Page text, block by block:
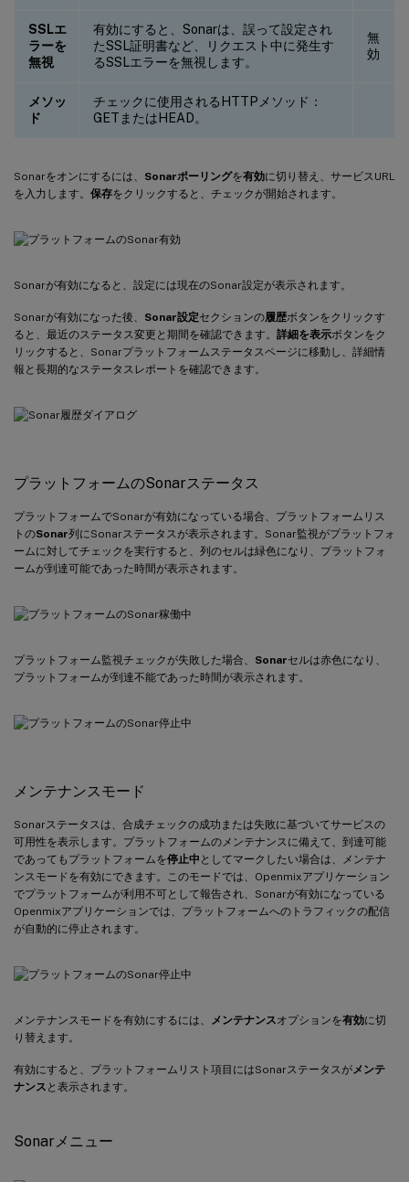
SSLエ
ラーを
無視
有効にすると、Sonarは、誤って設定され
たSSL証明書など、リクエスト中に発生す
るSSLエラーを無視します。
無
効
メソッ
ド
チェックに使用されるHTTPメソッド：
GETまたはHEAD。
Sonarをオンにするには、 Sonarポーリングを有効に切り替え、サービスURL
を入力します。 保存をクリックすると、チェックが開始されます。
Sonarが有効になると、設定には現在のSonar設定が表示されます。
Sonarが有効になった後、 Sonar設定セクションの履歴ボタンをクリックす
ると、最近のステータス変更と期間を確認できます。 詳細を表示ボタンをク
リックすると、Sonarプラットフォームステータスページに移動し、詳細情
報と長期的なステータスレポートを確認できます。
プラットフォームのSonarステータス
プラットフォームでSonarが有効になっている場合、プラットフォームリス
トのSonar列にSonarステータスが表示されます。Sonar監視がプラットフォ
ームに対してチェックを実行すると、列のセルは緑色になり、プラットフォ
ームが到達可能であった時間が表示されます。
プラットフォーム監視チェックが失敗した場合、 Sonarセルは赤色になり、
プラットフォームが到達不能であった時間が表示されます。
メンテナンスモード
Sonarステータスは、合成チェックの成功または失敗に基づいてサービスの
可用性を表示します。プラットフォームのメンテナンスに備えて、到達可能
であってもプラットフォームを停止中 としてマークしたい場合は、メンテナ
ンスモードを有効にできます。このモードでは、Openmixアプリケーション
でプラットフォームが利用不可として報告され、Sonarが有効になっている
Openmixアプリケーションでは、プラットフォームへのトラフィックの配信
が自動的に停止されます。
メンテナンスモードを有効にするには、 メンテナンスオプションを有効に切
り替えます。
有効にすると、プラットフォームリスト項目にはSonarステータスが メンテ
ナンス と表示されます。
Sonarメニュー